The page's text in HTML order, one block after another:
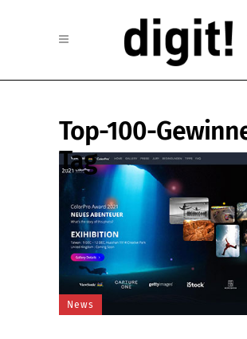
Top-100-
Tag
News